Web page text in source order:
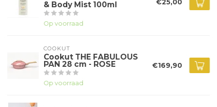
& Body Mist 100ml
Op voorraad
€25,00
COOKUT
Cookut THE FABULOUS
PAN 28 cm - ROSE
Op voorraad
€169,90